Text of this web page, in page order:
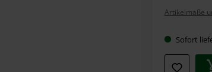
Größe
Artikelmaße
Sofort